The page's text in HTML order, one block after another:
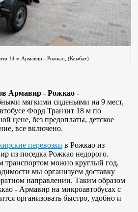
14 м Армавир - Рожкао, (Комбат)
Армавир - Рожкао -
мягкими сиденьями на 9 мест,
Форд Транзит 18 м по
цене, без предоплаты, детское
все включено.
перевозки в Рожкао из
из поседка Рожкао недорого.
транспортом можно круглый год.
мы организуем доставку
направлении. Таким образом
- Армавир на микроавтобусах с
организовать быстро, удобно и